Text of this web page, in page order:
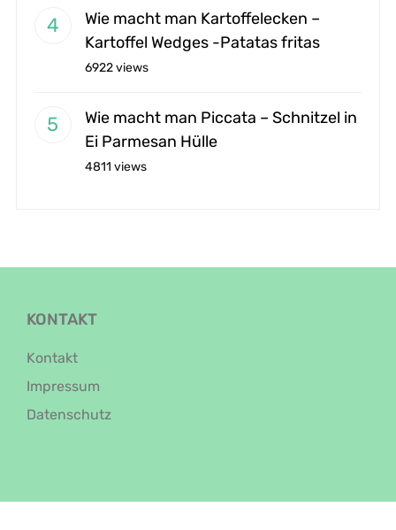
Wie macht man Kartoffelecken –
Kartoffel Wedges -Patatas fritas
6922 views
Wie macht man Piccata – Schnitzel in
Ei Parmesan Hülle
4811 views
KONTAKT
Kontakt
Impressum
Datenschutz